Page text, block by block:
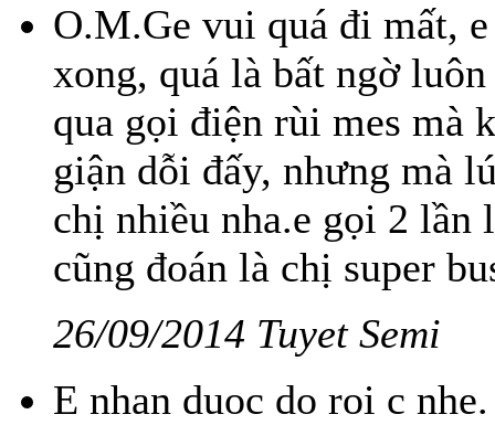
O.M.Ge vui quá đi mất,
xong, quá là bất ngờ
qua gọi điện rùi mes mà
giận dỗi đấy, nhưng mà
chị nhiều nha.e gọi 2 lần
cũng đoán là chị super
26/09/2014 Tuyet Semi
E nhan duoc do roi c